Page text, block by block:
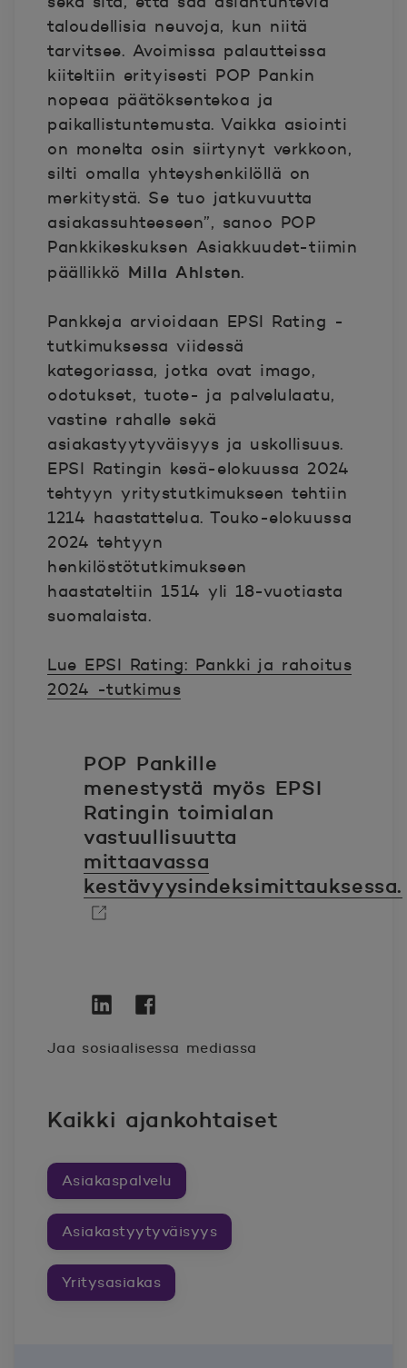
taloudellisia neuvoja, kun niitä
tarvitsee. Avoimissa palautteissa
kiiteltiin erityisesti POP Pankin
nopeaa päätöksentekoa ja
paikallistuntemusta. Vaikka asiointi
on monelta osin siirtynyt verkkoon,
silti omalla yhteyshenkilöllä on
merkitystä. Se tuo jatkuvuutta
asiakassuhteeseen”, sanoo POP
Pankkikeskuksen Asiakkuudet-tiimin
päällikkö Milla Ahlsten.
Pankkeja arvioidaan EPSI Rating -
tutkimuksessa viidessä
kategoriassa, jotka ovat imago,
odotukset, tuote- ja palvelulaatu,
vastine rahalle sekä
asiakastyytyväisyys ja uskollisuus.
EPSI Ratingin kesä-elokuussa 2024
tehtyyn yritystutkimukseen tehtiin
1214 haastattelua. Touko-elokuussa
2024 tehtyyn
henkilöstötutkimukseen
haastateltiin 1514 yli 18-vuotiasta
suomalaista.
Lue EPSI Rating: Pankki ja rahoitus
2024 -tutkimus
POP Pankille
menestystä myös EPSI
Ratingin toimialan
vastuullisuutta
mittaavassa
kestävyysindeksimittauksessa.
Avautuu uuteen ikkunaan.
Jaa sosiaalisessa mediassa
Kaikki ajankohtaiset
Asiakaspalvelu
Asiakastyytyväisyys
Yritysasiakas